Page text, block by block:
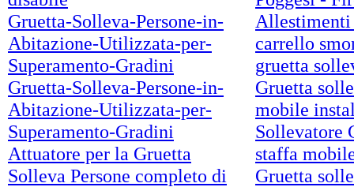
Gruetta-Solleva-Persone-in-
Abitazione-Utilizzata-per-
Superamento-Gradini
Gruetta-Solleva-Persone-in-
Abitazione-Utilizzata-per-
Superamento-Gradini
Attuatore per la Gruetta
Solleva Persone completo di
Allestimenti
carrello
gruetta
Gruetta
mobile
Sollevatore
staffa
Gruetta